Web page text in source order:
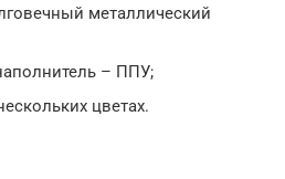
металлический
– ППУ;
цветах.